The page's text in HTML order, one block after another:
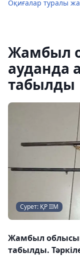
Оқиғалар туралы
Жамбыл
ауданда
табылды
Сурет: ҚР ІІМ
Жамбыл
табылды.